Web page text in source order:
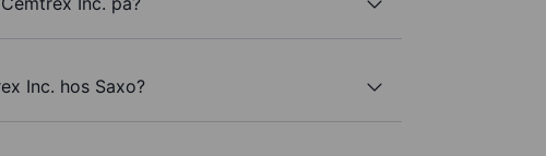
Inc. hos Saxo?